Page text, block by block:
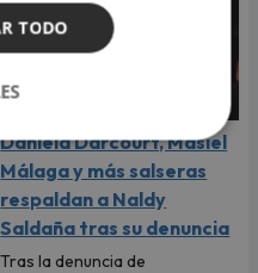
Daniela Darcourt, Masiel
Málaga y más salseras
respaldan a Naldy
Saldaña tras su denuncia
Tras la denuncia de
TODO